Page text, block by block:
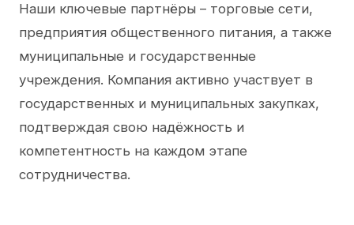
Наши ключевые партнёры – торговые сети,
предприятия общественного питания, а также
муниципальные и государственные
учреждения. Компания активно участвует в
государственных и муниципальных закупках,
подтверждая свою надёжность и
компетентность на каждом этапе
сотрудничества.